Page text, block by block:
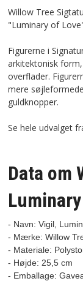
Willow Tree
"Luminary of
Figurerne i
arkitektonisk
overflader.
mere
guldknopper.
Se hele udvalget
Data om
- Navn: Vigil,
- Mærke: Willow
- Materiale:
- Højde: 25,5 cm